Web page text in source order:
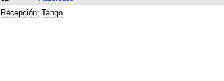
Recepción; Tango